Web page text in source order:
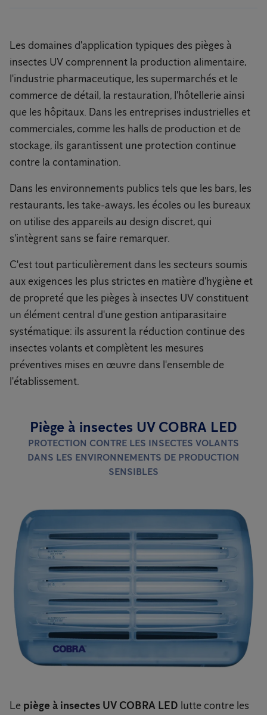
Les domaines d'application typiques des pièges à
insectes UV comprennent la production alimentaire,
l'industrie pharmaceutique, les supermarchés et le
commerce de détail, la restauration, l'hôtellerie ainsi
que les hôpitaux. Dans les entreprises industrielles et
commerciales, comme les halls de production et de
stockage, ils garantissent une protection continue
contre la contamination.
Dans les environnements publics tels que les bars, les
restaurants, les take-aways, les écoles ou les bureaux
on utilise des appareils au design discret, qui
s'intègrent sans se faire remarquer.
C'est tout particulièrement dans les secteurs soumis
aux exigences les plus strictes en matière d'hygiène et
de propreté que les pièges à insectes UV constituent
un élément central d'une gestion antiparasitaire
systématique: ils assurent la réduction continue des
insectes volants et complètent les mesures
préventives mises en œuvre dans l'ensemble de
l'établissement.
Piège à insectes UV COBRA LED
PROTECTION CONTRE LES INSECTES VOLANTS
DANS LES ENVIRONNEMENTS DE PRODUCTION
SENSIBLES
Le piège à insectes UV COBRA LED lutte contre les